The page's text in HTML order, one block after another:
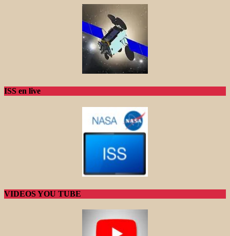
ISS en live
VIDEOS YOU TUBE